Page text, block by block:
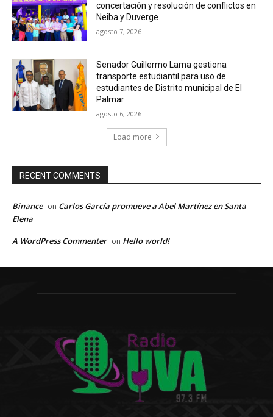
concertación y resolución de conflictos en
Neiba y Duverge
agosto 7, 2026
Senador Guillermo Lama gestiona
transporte estudiantil para uso de
estudiantes de Distrito municipal de El
Palmar
agosto 6, 2026
Load more
RECENT COMMENTS
Binance on Carlos García promueve a Abel Martínez en Santa
Elena
A WordPress Commenter on Hello world!